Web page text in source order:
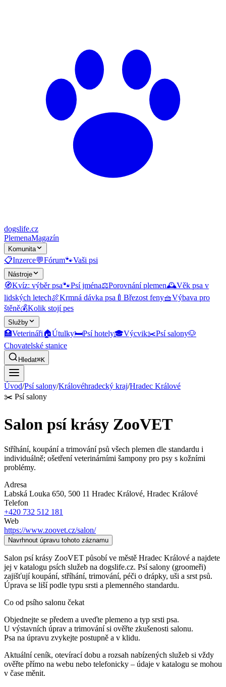
dogslife.cz
PlemenaMagazín
Komunita
📋Inzerce💬Fórum🐾Vaši psi
Nástroje
🧭Kvíz: výběr psa🐾Psí jména⚖️Porovnání plemen🕰️Věk psa v
lidských letech🍖Krmná dávka psa 🍼 Březost feny🧺Výbava pro
štěně💰Kolik stojí pes
Služby
🏥Veterináři🏠Útulky🛏️Psí hotely🎓Výcvik✂️Psí salony🐶
Chovatelské stanice
Hledat⌘K
Úvod/Psí salony/Královéhradecký kraj/Hradec Králové
✂️ Psí salony
Salon psí krásy ZooVET
Stříhání, koupání a trimování psů všech plemen dle standardu i
individuálně; ošetření veterinárními šampony pro psy s kožními
problémy.
Adresa
Labská Louka 650, 500 11 Hradec Králové, Hradec Králové
Telefon
+420 732 512 181
Web
https://www.zoovet.cz/salon/
Navrhnout úpravu tohoto záznamu
Salon psí krásy ZooVET působí ve městě Hradec Králové a najdete
jej v katalogu psích služeb na dogslife.cz. Psí salony (groomeři)
zajišťují koupání, stříhání, trimování, péči o drápky, uši a srst psů.
Úprava se liší podle typu srsti a plemenného standardu.
Co od psího salonu čekat
Objednejte se předem a uveďte plemeno a typ srsti psa.
U výstavních úprav a trimování si ověřte zkušenosti salonu.
Psa na úpravu zvykejte postupně a v klidu.
Aktuální ceník, otevírací dobu a rozsah nabízených služeb si vždy
ověřte přímo na webu nebo telefonicky – údaje v katalogu se mohou
v čase měnit.